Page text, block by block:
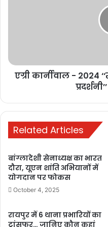
उसकी नहीं बनती। महिला ने जवाब में
की जानकारी छिपाई और उसका
और बच्ची का भरण पोषण नहीं कर
ट्रायल कोर्ट के फैसले को सही
देने का आदेश जारी रखा।
कोर्ट ने कहा कि दोनों व्यक्ति लिव-
का जन्म हुआ। बच्ची के पिता के तौर
एग्री कार्नीवाल - 2024
Related Articles
बांग्लादेशी सेनाध्यक्ष का भारत
दौरा, यूएन शांति अभियानों में
योगदान पर फोकस
October 4, 2025
रायपुर में 6 थाना प्रभारियों का
ट्रांसफर… जानिए कौन कहां